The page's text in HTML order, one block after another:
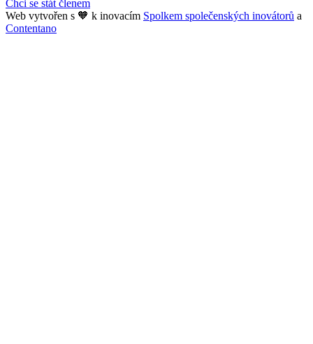
Chci se stát členem
Web vytvořen s 🧡 k inovacím Spolkem společenských inovátorů a
Contentano